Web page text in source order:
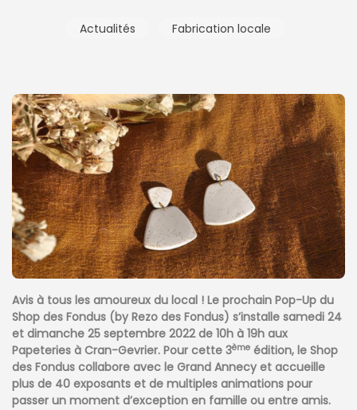
Actualités Fabrication locale
Avis à tous les amoureux du local ! Le prochain Pop-Up du
Shop des Fondus (by Rezo des Fondus) s’installe samedi 24
et dimanche 25 septembre 2022 de 10h à 19h aux
Papeteries à Cran-Gevrier. Pour cette 3ème édition, le Shop
des Fondus collabore avec le Grand Annecy et accueille
plus de 40 exposants et de multiples animations pour
passer un moment d’exception en famille ou entre amis.